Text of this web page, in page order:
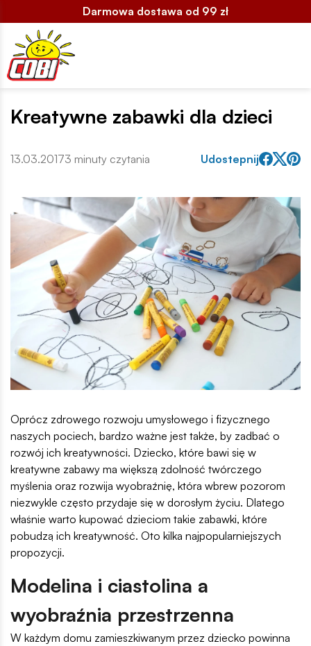
Darmowa dostawa od 99 zł
Kreatywne zabawki dla dzieci
13.03.20173 minuty czytania Udostepnij
Oprócz zdrowego rozwoju umysłowego i fizycznego
naszych pociech, bardzo ważne jest także, by zadbać o
rozwój ich kreatywności. Dziecko, które bawi się w
kreatywne zabawy ma większą zdolność twórczego
myślenia oraz rozwija wyobraźnię, która wbrew pozorom
niezwykle często przydaje się w dorosłym życiu. Dlatego
właśnie warto kupować dzieciom takie zabawki, które
pobudzą ich kreatywność. Oto kilka najpopularniejszych
propozycji.
Modelina i ciastolina a
wyobraźnia przestrzenna
W każdym domu zamieszkiwanym przez dziecko powinna